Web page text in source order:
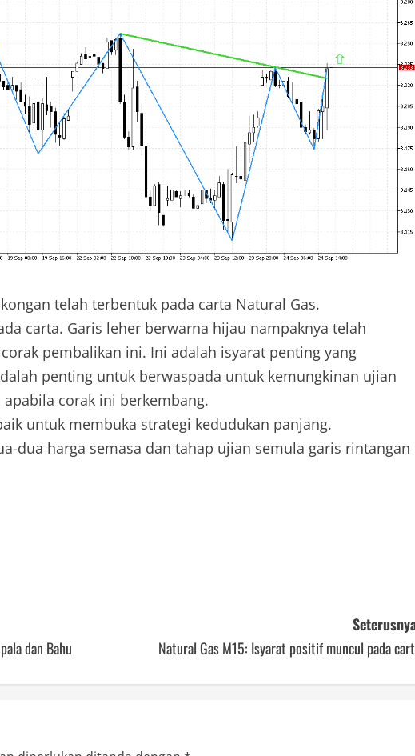
telah terbentuk pada carta Natural Gas.
carta. Garis leher berwarna hijau nampaknya telah
pembalikan ini. Ini adalah isyarat penting yang
penting untuk berwaspada untuk kemungkinan ujian
corak ini berkembang.
untuk membuka strategi kedudukan panjang.
dua harga semasa dan tahap ujian semula garis rintangan
dan Bahu
Natural Gas M15: Isyarat positif muncul pada